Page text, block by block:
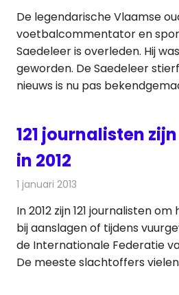
De legendarische Vlaamse
voetbalcommentator en
Saedeleer is overleden. Hij
geworden. De Saedeleer
nieuws is nu pas
121 journalisten
in 2012
1 januari 2013
In 2012 zijn 121 journalisten
bij aanslagen of tijdens
de Internationale Federatie
De meeste slachtoffers vielen